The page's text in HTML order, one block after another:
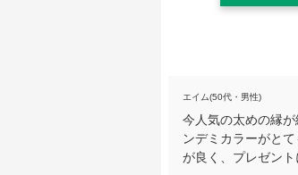
エイム(50代・男性)
今人気の太めの縁
ンデミカラーがと
が良く、プレゼント